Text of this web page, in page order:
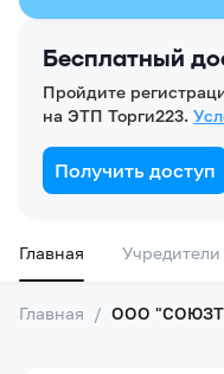
Бесплатный
Пройдите
на ЭТП Торги223.
Получить доступ
Главная Учредители
Главная / ООО